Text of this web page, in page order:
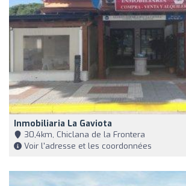
Inmobiliaria La Gaviota
30,4km, Chiclana de la Frontera
Voir l'adresse et les coordonnées